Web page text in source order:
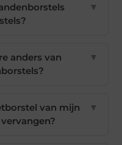
▼
anders van
▼
van mijn
▼